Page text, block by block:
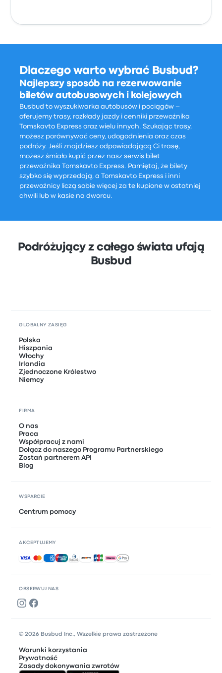
Dlaczego warto wybrać Busbud?
Najlepszy sposób na rezerwowanie
biletów autobusowych i kolejowych
Busbud to wyszukiwarka autobusów i pociągów –
oferujemy trasy, rozkłady jazdy i cenniki przewoźnika
Tomskavto Express oraz wielu innych. Szukając trasy,
możesz porównywać ceny, udogodnienia oraz czas
podróży. Jeśli znajdziesz odpowiadającą Ci trasę,
możesz śmiało kupić przez nasz serwis bilet
przewoźnika Tomskavto Express. Pamiętaj, że bilety
szybko się wyprzedają, a Tomskavto Express i inni
przewoźnicy liczą sobie więcej za te kupione w ostatniej
chwili lub w kasie na dworcu.
Podróżujący z całego świata ufają
Busbud
OBSERWUJ NAS
GLOBALNY ZASIĘG
Polska
Hiszpania
Włochy
Irlandia
Zjednoczone Królestwo
Niemcy
FIRMA
O nas
Praca
Współpracuj z nami
Dołącz do naszego Programu Partnerskiego
Zostań partnerem API
Blog
WSPARCIE
Centrum pomocy
AKCEPTUJEMY
Akceptowane płatności
© 2026 Busbud Inc., Wszelkie prawa zastrzeżone
Warunki korzystania
Prywatność
Zasady dokonywania zwrotów